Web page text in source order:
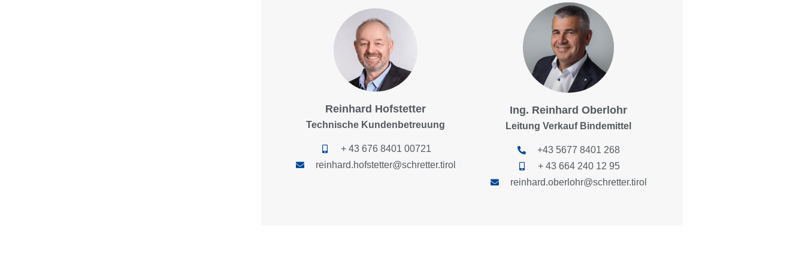
Reinhard Hofstetter
Technische Kundenbetreuung
+ 43 676 8401 00721
reinhard.hofstetter@schretter.tirol
Ing. Reinhard Oberlohr
Leitung Verkauf Bindemittel
+43 5677 8401 268
+ 43 664 240 12 95
reinhard.oberlohr@schretter.tirol